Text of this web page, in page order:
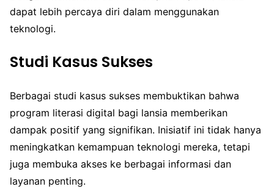
dapat lebih percaya diri dalam menggunakan
teknologi.
Studi Kasus Sukses
Berbagai studi kasus sukses membuktikan bahwa
program literasi digital bagi lansia memberikan
dampak positif yang signifikan. Inisiatif ini tidak hanya
meningkatkan kemampuan teknologi mereka, tetapi
juga membuka akses ke berbagai informasi dan
layanan penting.